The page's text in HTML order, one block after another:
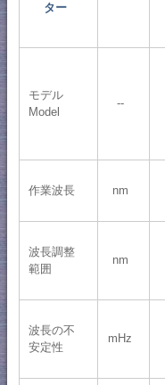
ター
モデル
Model
--
作業波長 nm
波長調整
範囲
nm
波長の不
安定性
mHz